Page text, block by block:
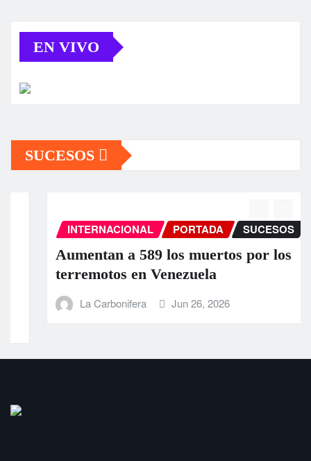
EN VIVO
SUCESOS
INTERNACIONAL PORTADA SUCESOS
Aumentan a 589 los muertos por los
terremotos en Venezuela
La Carbonifera Jun 26, 2026